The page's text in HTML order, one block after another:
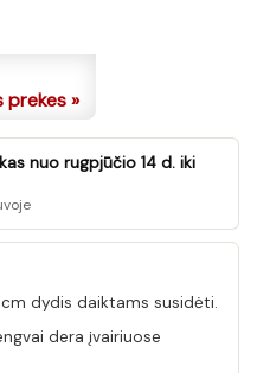
prekes »
nuo rugpjūčio 14 d. iki
cm dydis daiktams susidėti.
dera įvairiuose